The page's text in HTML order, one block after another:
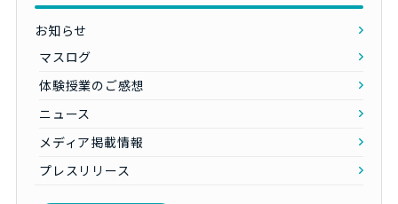
お知らせ
マスログ
体験授業のご感想
ニュース
メディア掲載情報
プレスリリース